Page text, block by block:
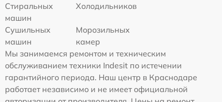
Стиральных
машин
Холодильников
Сушильных
машин
Морозильных
камер
Мы занимаемся ремонтом и техническим
обслуживанием техники Indesit по истечении
гарантийного периода. Наш центр в Краснодаре
работает независимо и не имеет официальной